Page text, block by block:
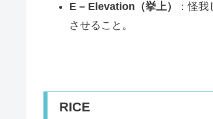
E – Elevation（挙上）
：怪
させること。
RICE